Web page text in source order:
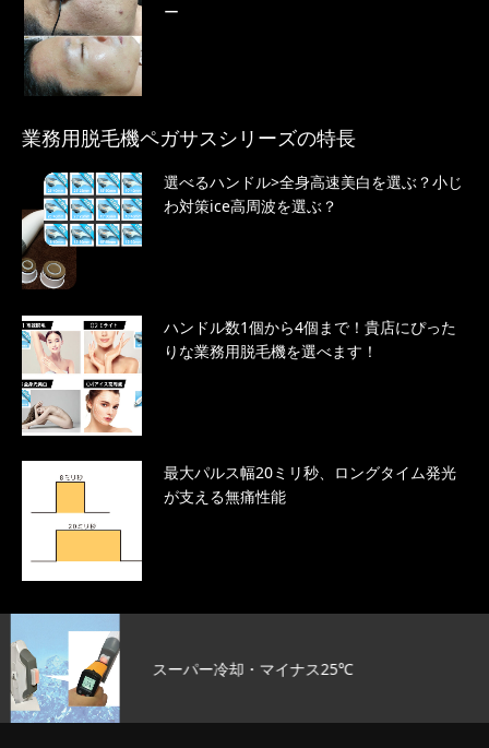
ー
業務用脱毛機ペガサスシリーズの特長
選べるハンドル>全身高速美白を選ぶ？小じ
わ対策ice高周波を選ぶ？
ハンドル数1個から4個まで！貴店にぴった
りな業務用脱毛機を選べます！
最大パルス幅20ミリ秒、ロングタイム発光
が支える無痛性能
スーパー冷却・マイナス25℃